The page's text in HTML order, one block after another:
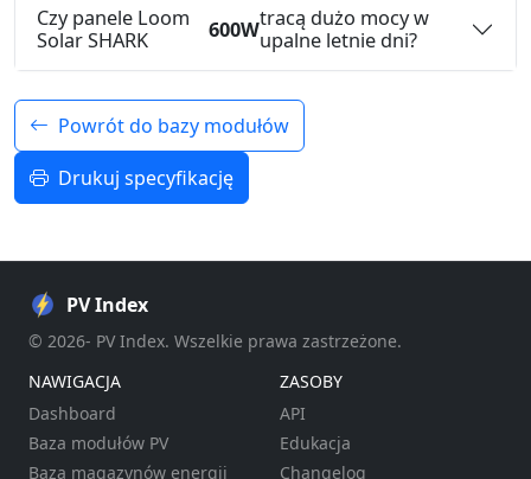
Czy panele Loom
Solar SHARK
600Wtracą dużo mocy w
upalne letnie dni?
Powrót do bazy modułów
Drukuj specyfikację
PV Index
© 2026- PV Index. Wszelkie prawa zastrzeżone.
NAWIGACJA
Dashboard
Baza modułów PV
Baza magazynów energii
ZASOBY
API
Edukacja
Changelog